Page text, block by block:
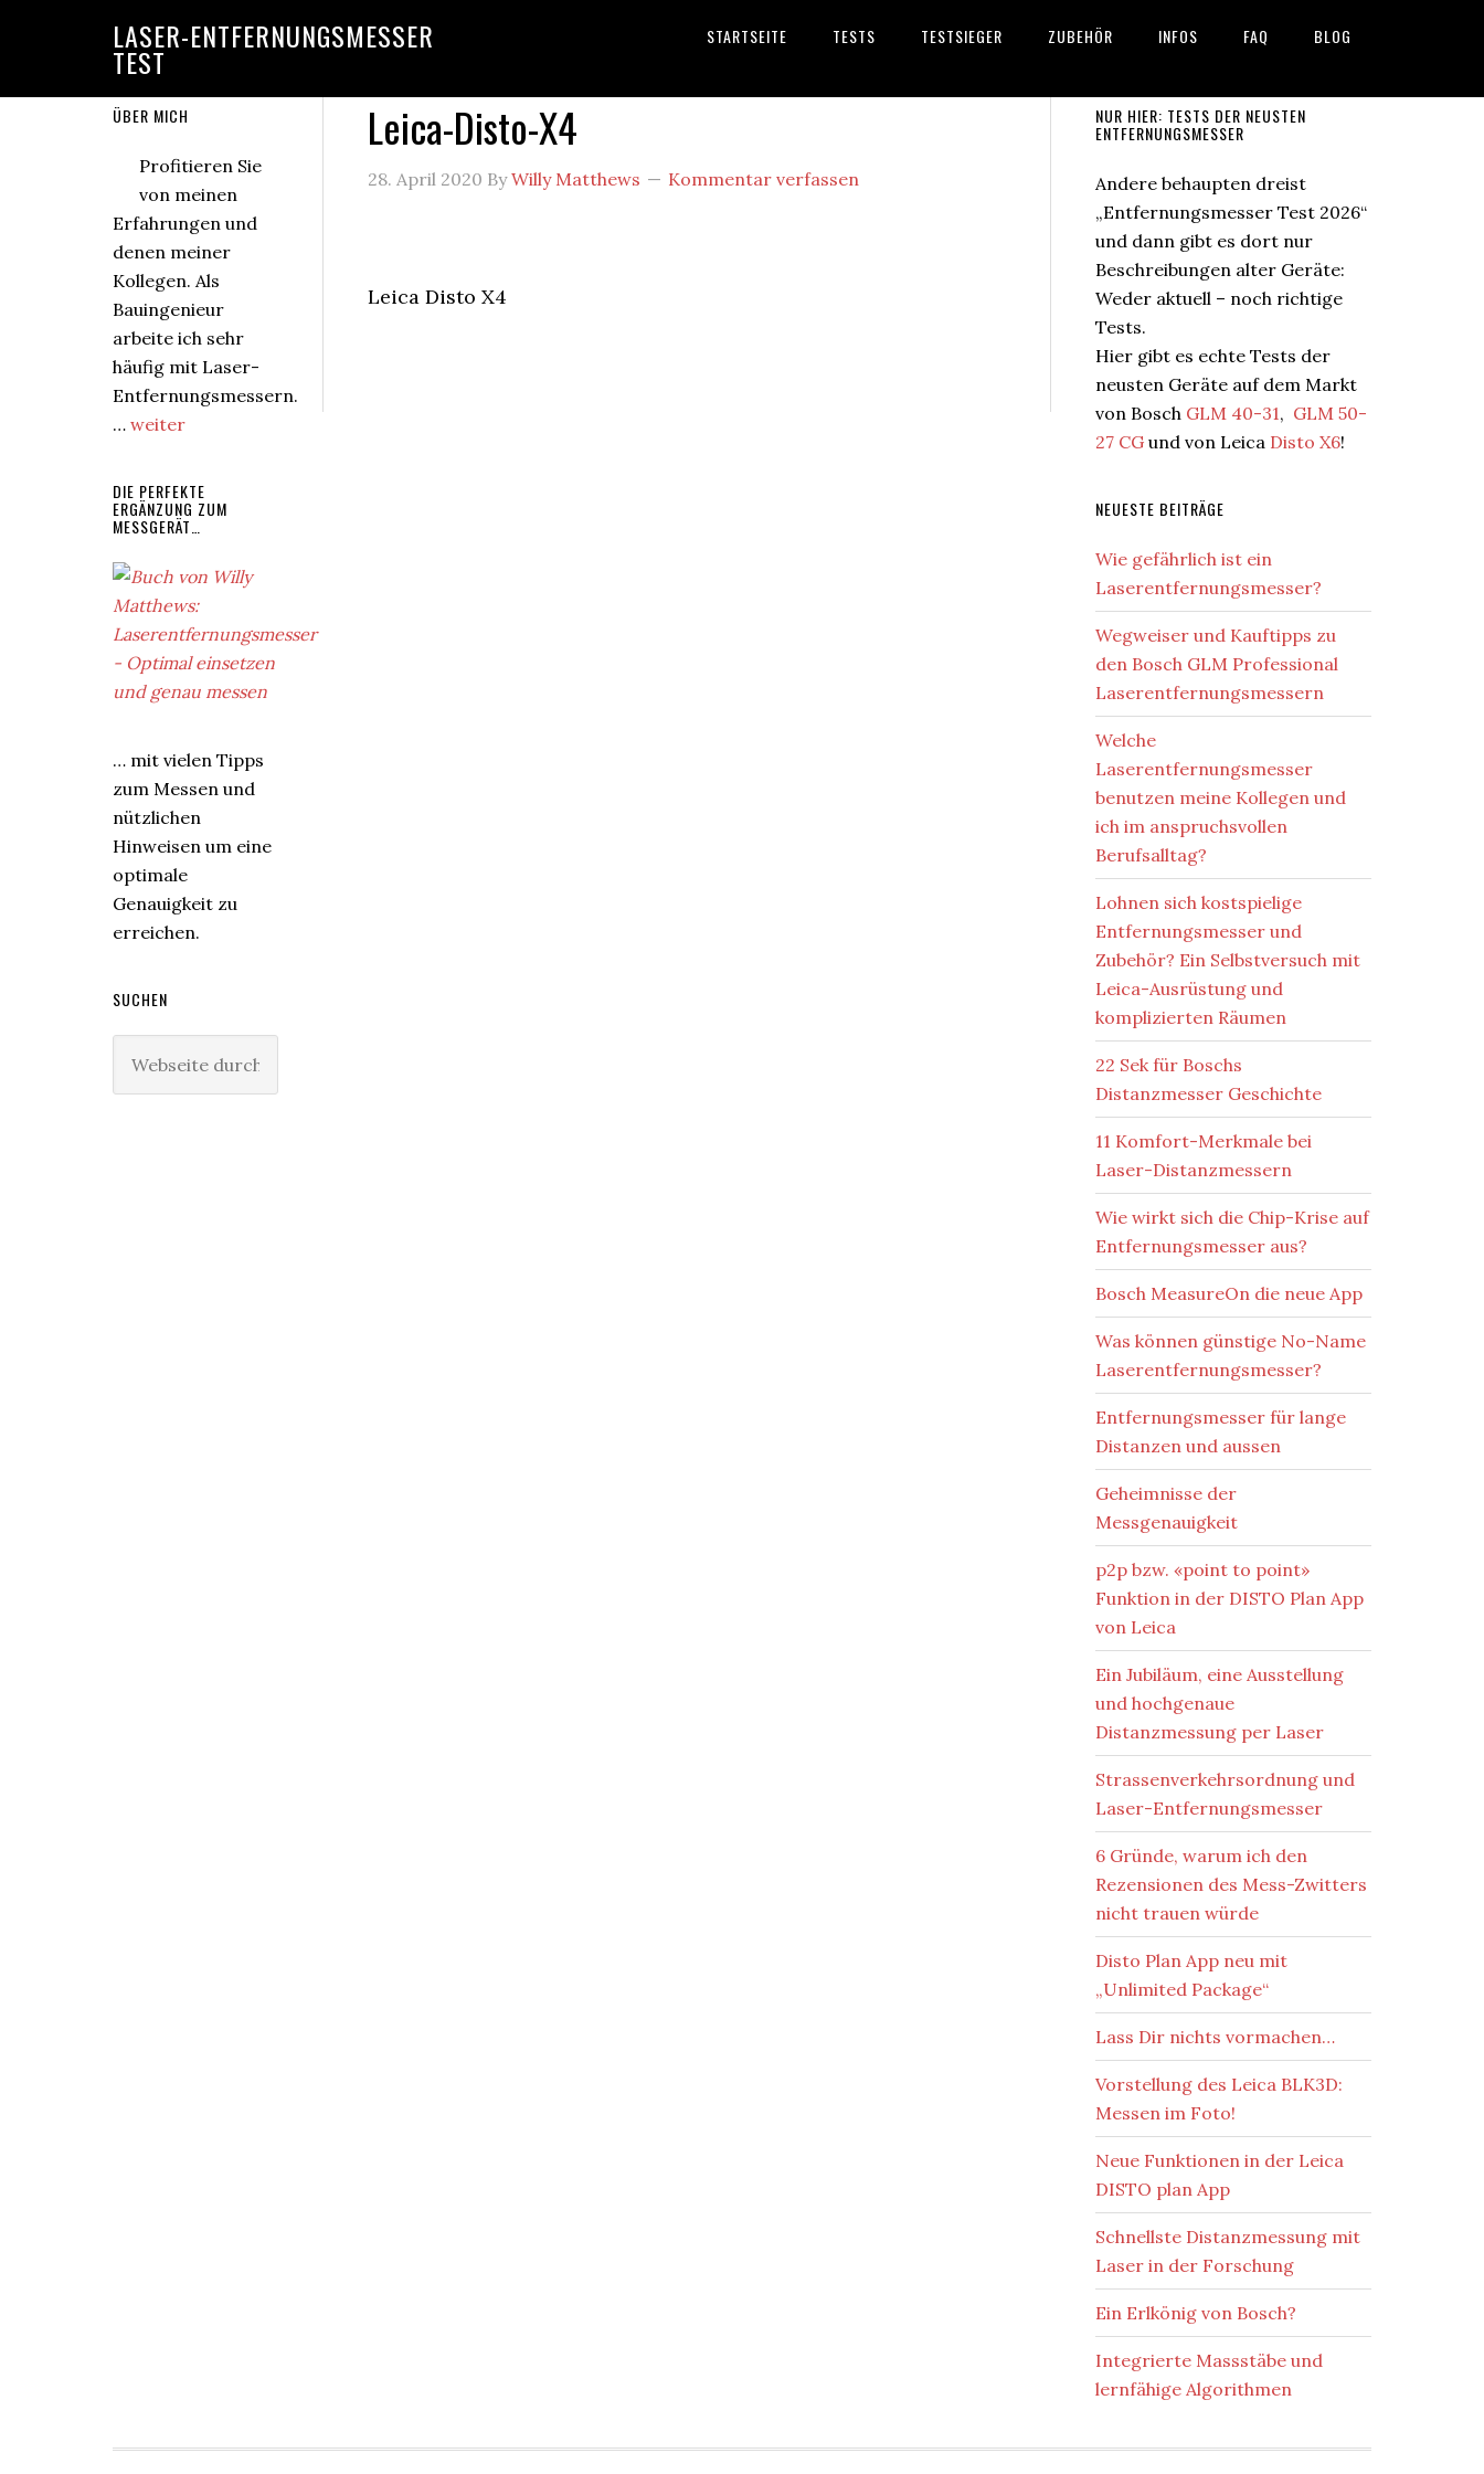
LASER-ENTFERNUNGSMESSER
TEST
STARTSEITE TESTS TESTSIEGER ZUBEHÖR INFOS FAQ BLOG
Leica-Disto-X4
28. April 2020 ByWilly Matthews Kommentar verfassen
Leica Disto X4
Seitenspalte
NUR HIER: TESTS DER NEUSTEN
ENTFERNUNGSMESSER
Andere behaupten dreist
„Entfernungsmesser Test 2026“
und dann gibt es dort nur
Beschreibungen alter Geräte:
Weder aktuell – noch richtige
Tests.
Hier gibt es echte Tests der
neusten Geräte auf dem Markt
von Bosch GLM 40-31, GLM 50-
27 CG und von Leica Disto X6!
NEUESTE BEITRÄGE
Wie gefährlich ist ein
Laserentfernungsmesser?
Wegweiser und Kauftipps zu
den Bosch GLM Professional
Laserentfernungsmessern
Welche
Laserentfernungsmesser
benutzen meine Kollegen und
ich im anspruchsvollen
Berufsalltag?
Lohnen sich kostspielige
Entfernungsmesser und
Zubehör? Ein Selbstversuch mit
Leica-Ausrüstung und
komplizierten Räumen
22 Sek für Boschs
Distanzmesser Geschichte
11 Komfort-Merkmale bei
Laser-Distanzmessern
Wie wirkt sich die Chip-Krise auf
Entfernungsmesser aus?
Bosch MeasureOn die neue App
Was können günstige No-Name
Laserentfernungsmesser?
Entfernungsmesser für lange
Distanzen und aussen
Geheimnisse der
Messgenauigkeit
p2p bzw. «point to point»
Funktion in der DISTO Plan App
von Leica
Ein Jubiläum, eine Ausstellung
und hochgenaue
Distanzmessung per Laser
Strassenverkehrsordnung und
Laser-Entfernungsmesser
6 Gründe, warum ich den
Rezensionen des Mess-Zwitters
nicht trauen würde
Disto Plan App neu mit
„Unlimited Package“
Lass Dir nichts vormachen…
Vorstellung des Leica BLK3D:
Messen im Foto!
Neue Funktionen in der Leica
DISTO plan App
Schnellste Distanzmessung mit
Laser in der Forschung
Ein Erlkönig von Bosch?
Integrierte Massstäbe und
lernfähige Algorithmen
Zweite
Seitenspalte
ÜBER MICH
Profitieren Sie
von meinen
Erfahrungen und
denen meiner
Kollegen. Als
Bauingenieur
arbeite ich sehr
häufig mit Laser-
Entfernungsmessern.
… weiterÜberÜber
DIE PERFEKTE
ERGÄNZUNG ZUM
MESSGERÄT…
… mit vielen Tipps
zum Messen und
nützlichen
Hinweisen um eine
optimale
Genauigkeit zu
erreichen.
SUCHEN
durchsuchen